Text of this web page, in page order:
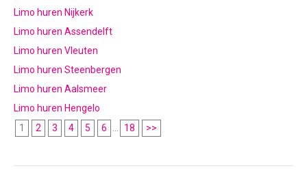
Limo huren Nijkerk
Limo huren Assendelft
Limo huren Vleuten
Limo huren Steenbergen
Limo huren Aalsmeer
Limo huren Hengelo
1
2 3 4 5 6 ... 18 >>